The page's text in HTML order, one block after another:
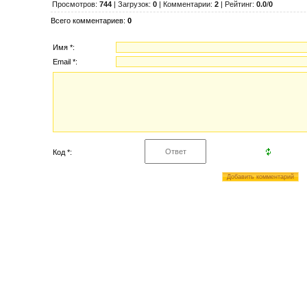
Просмотров: 744 | Загрузок: 0 | Комментарии: 2 | Рейтинг: 0.0/0
Всего комментариев: 0
Имя *:
Email *:
Код *: